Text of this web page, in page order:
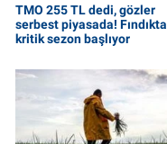
TMO 255 TL dedi, gözler
serbest piyasada! Fındıkta
kritik sezon başlıyor